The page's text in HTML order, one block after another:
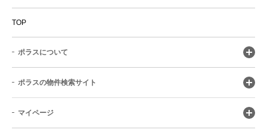
TOP
ポラスについて
ポラスの物件検索サイト
マイページ